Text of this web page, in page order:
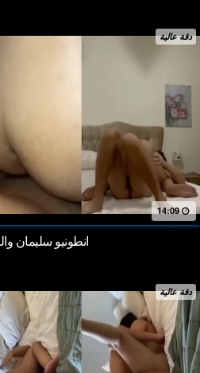
دقة عالية
14:09
انطونيو سليمان
دقة عالية